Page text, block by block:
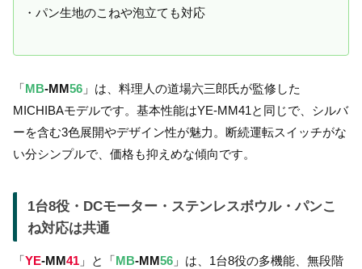
・パン生地のこねや泡立ても対応
「MB-MM56 」は、料理人の道場六三郎氏が監修した
MICHIBAモデルです。基本性能はYE-MM41と同じで、シルバ
ーを含む3色展開やデザイン性が魅力。断続運転スイッチがな
い分シンプルで、価格も抑えめな傾向です。
1台8役・DCモーター・ステンレスボウル・パンこ
ね対応は共通
「YE-MM41 」と「MB-MM56 」は、1台8役の多機能、無段階